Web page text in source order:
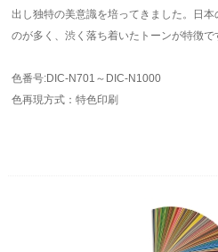
出し独特の美意識を培ってきました。日
のが多く、渋く落ち着いたトーンが特徴で
色番号:DIC-N701～DIC-N1000
色再現方式：特色印刷